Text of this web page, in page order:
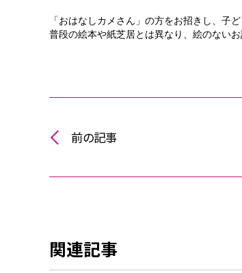
「おはなしカメさん」の方をお招きし、子
普段の絵本や紙芝居とは異なり、絵のない
前の記事
関連記事